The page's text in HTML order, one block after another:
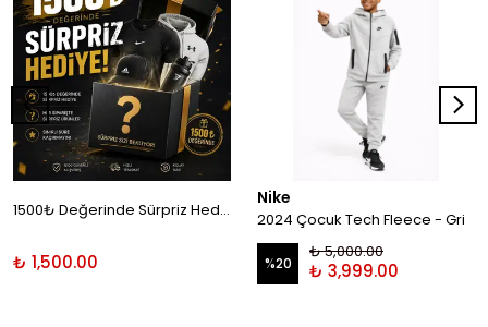
1500₺ Değerinde Sürpriz Hediye!
₺ 1,500.00
Nike
2024 Çocuk Tech Fleece - Gri
%20
₺ 5,000.00
₺ 3,999.00